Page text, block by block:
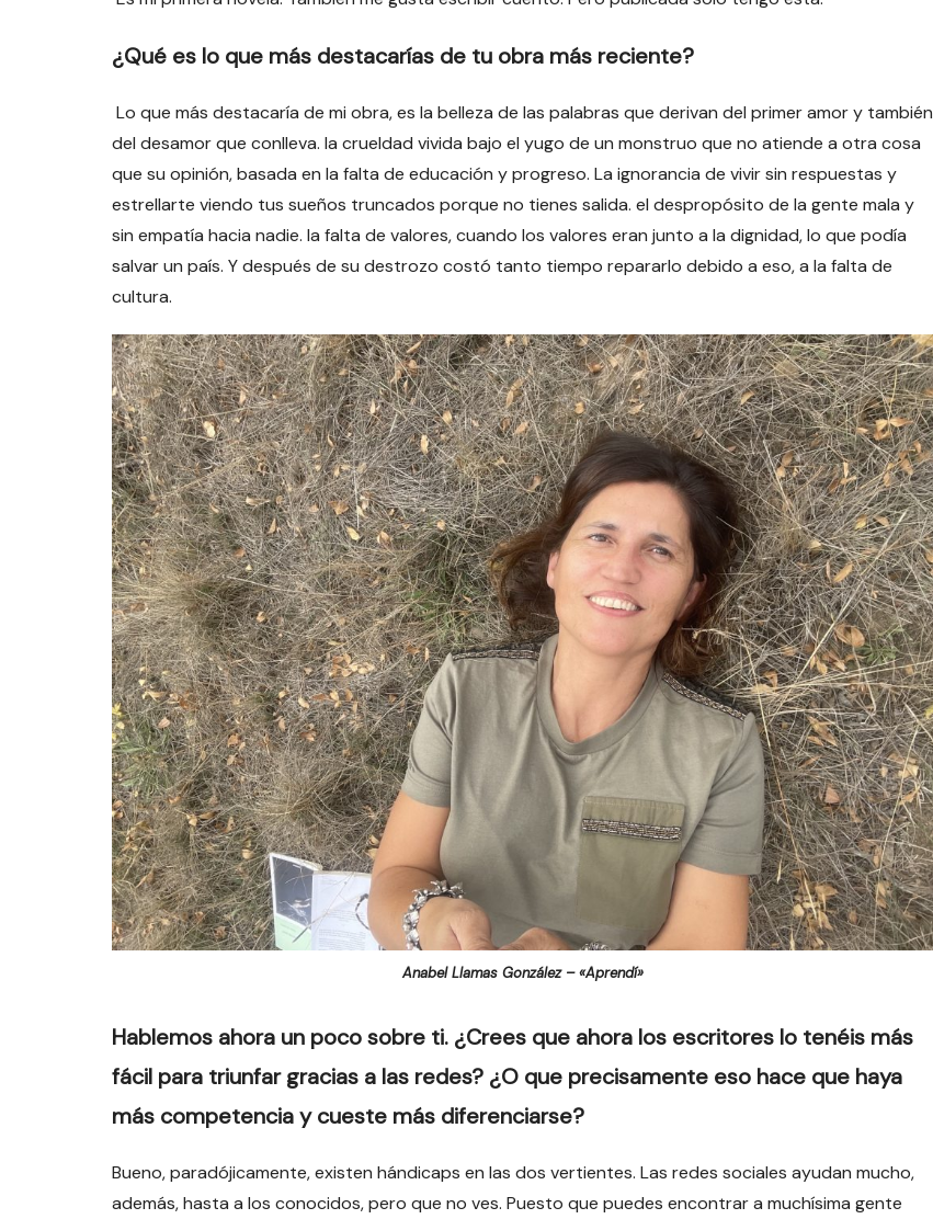
¿Qué es lo que más destacarías de tu obra más reciente?
Lo que más destacaría de mi obra, es la belleza de las palabras que derivan del primer amor y también
del desamor que conlleva. la crueldad vivida bajo el yugo de un monstruo que no atiende a otra cosa
que su opinión, basada en la falta de educación y progreso. La ignorancia de vivir sin respuestas y
estrellarte viendo tus sueños truncados porque no tienes salida. el despropósito de la gente mala y
sin empatía hacia nadie. la falta de valores, cuando los valores eran junto a la dignidad, lo que podía
salvar un país. Y después de su destrozo costó tanto tiempo repararlo debido a eso, a la falta de
cultura.
Anabel Llamas González – «Aprendí»
Hablemos ahora un poco sobre ti. ¿Crees que ahora los escritores lo tenéis más
fácil para triunfar gracias a las redes? ¿O que precisamente eso hace que haya
más competencia y cueste más diferenciarse?
Bueno, paradójicamente, existen hándicaps en las dos vertientes. Las redes sociales ayudan mucho,
además, hasta a los conocidos, pero que no ves. Puesto que puedes encontrar a muchísima gente